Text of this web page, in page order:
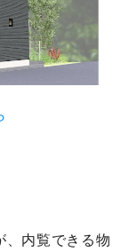
、内覧できる物